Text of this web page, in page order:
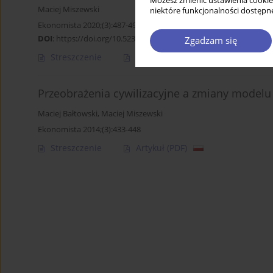
niektóre funkcjonalności
Zgadzam się
Maciej Miszewski
Ekonomista 2020;(3):487-490
DOI: https://doi.org/10.52335/dvqp.te166
Streszczenie
Przeobrażenia cywilizacyjne a zmiany
Maciej Bałtowski, Maciej Miszewski
Ekonomista 2014;(3):433-448
Streszczenie Artykuł (PDF)